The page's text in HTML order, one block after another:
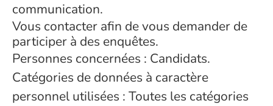
communication.
Vous contacter afin de vous demander de
participer à des enquêtes.
Personnes concernées : Candidats.
Catégories de données à caractère
personnel utilisées : Toutes les catégories